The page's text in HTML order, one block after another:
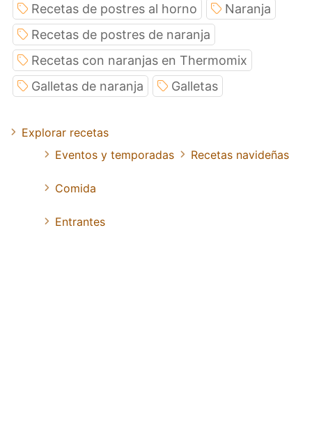
Recetas de postres al horno
Naranja
Recetas de postres de naranja
Recetas con naranjas en Thermomix
Galletas de naranja
Galletas
Explorar recetas
Eventos y temporadas
Recetas navideñas
Comida
Entrantes